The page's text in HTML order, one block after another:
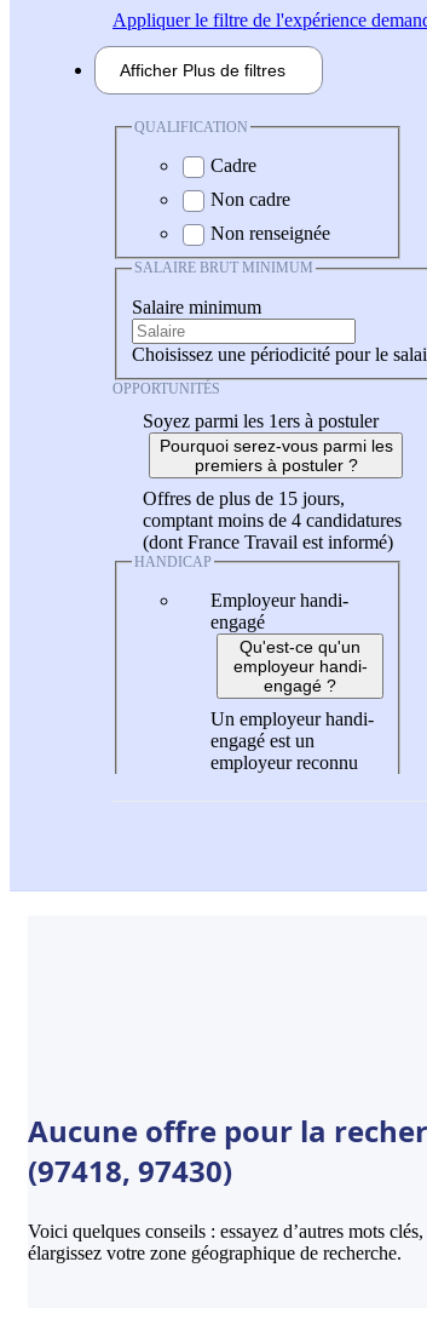
Appliquerle filtre de l'expérience
Afficher Plus de filtres
QUALIFICATION
Cadre
Non cadre
Non renseignée
SALAIRE BRUT MINIMUM
Salaire minimum
Choisissez une périodicité pour le
OPPORTUNITÉS
Soyez parmi les 1ers à postuler
Pourquoi serez-vous parmi les
premiers à postuler ?
Offres de plus de 15 jours,
comptant moins de 4 candidatures
(dont France Travail est informé)
HANDICAP
Employeur handi-
engagé
Qu'est-ce qu'un
employeur handi-
engagé ?
Un employeur handi-
engagé est un
employeur reconnu
Aucune offre pour la
(97418, 97430)
Voici quelques conseils : essayez d’autres mots
élargissez votre zone géographique de recherche.